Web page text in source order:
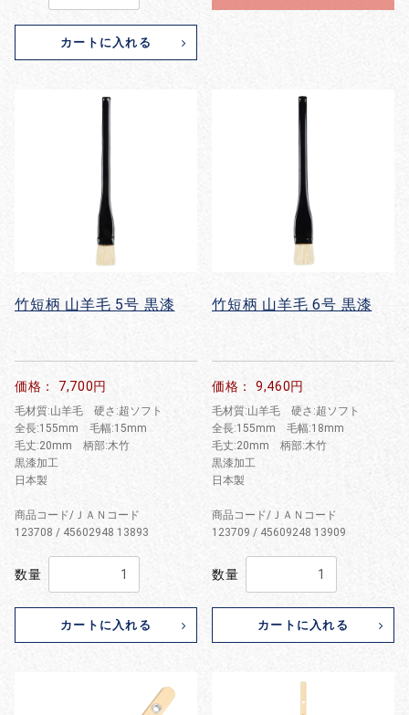
カートに入れる
竹短柄 山羊毛 5号 黒漆
価格： 7,700円
毛材質:山羊毛 硬さ:超ソフト
全長:155mm 毛幅:15mm
毛丈:20mm 柄部:木竹
黒漆加工
日本製
商品コード/ＪＡＮコード
123708 / 45602948 13893
数量
カートに入れる
竹短柄 山羊毛 6号 黒漆
価格： 9,460円
毛材質:山羊毛 硬さ:超ソフト
全長:155mm 毛幅:18mm
毛丈:20mm 柄部:木竹
黒漆加工
日本製
商品コード/ＪＡＮコード
123709 / 45609248 13909
数量
カートに入れる